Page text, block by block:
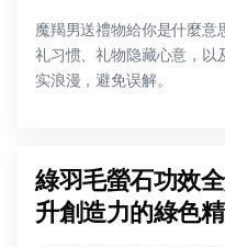
魔羯男送禮物給你是什麼意
礼习惯、礼物隐藏心意，以
实浪漫，避免误解。
綠羽毛螢石功效
升創造力的綠色